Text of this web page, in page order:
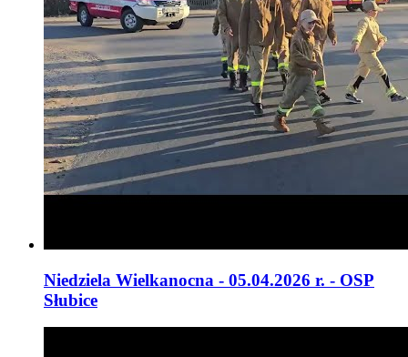
Niedziela Wielkanocna - 05.04.2026 r. - OSP
Słubice